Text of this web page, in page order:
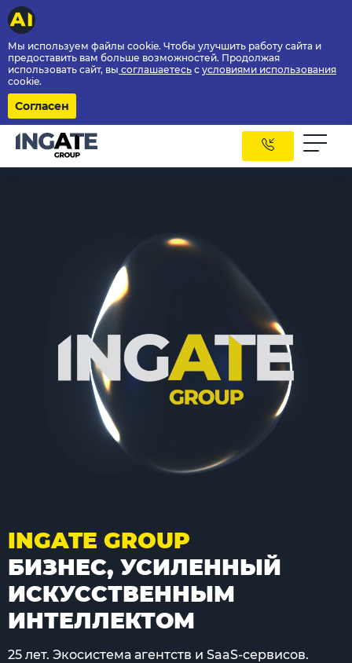
Мы используем файлы cookie. Чтобы улучшить работу сайта и
предоставить вам больше возможностей. Продолжая
использовать сайт, вы соглашаетесь с условиями использования
cookie.
Согласен
INGATE GROUP
БИЗНЕС, УСИЛЕННЫЙ
ИСКУССТВЕННЫМ
ИНТЕЛЛЕКТОМ
25 лет. Экосистема агентств и SaaS-сервисов.